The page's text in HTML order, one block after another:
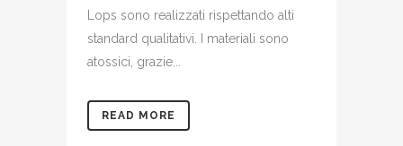
Lops sono realizzati rispettando alti
standard qualitativi. I materiali sono
atossici, grazie...
READ MORE